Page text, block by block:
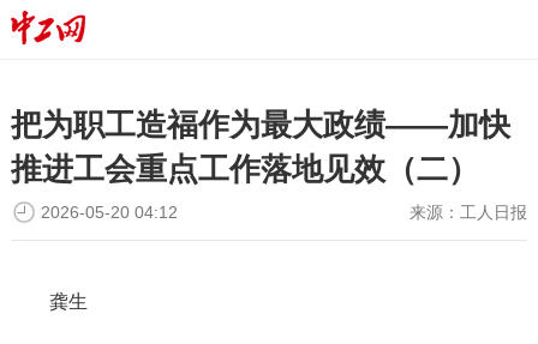
把为职工造福作为最大政绩——加快
推进工会重点工作落地见效（二）
来源： 工人日报
2026-05-20 04:12
龚生